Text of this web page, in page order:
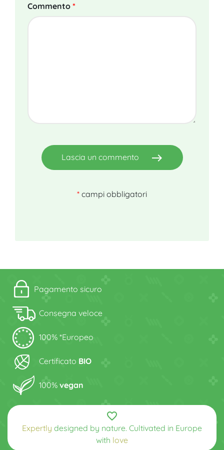
Commento *
Lascia un commento east
* campi obbligatori
Pagamento sicuro
Consegna veloce
100% *Europeo
Certificato BIO
100% vegan
favorite_border
Expertly designed by nature. Cultivated in Europe
with love